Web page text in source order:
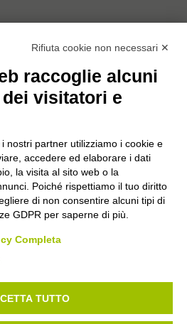
how acquisito nel corso di 35
di offrire PRODOTTI E
tipo di problema.
COOKIE POLICY
Rifiuta cookie non necessari ✕
raccoglie alcuni
visitatori e
nostri partner utilizziamo i cookie e
accedere ed elaborare i dati
la visita al sito web o la
Poiché rispettiamo il tuo diritto
di non consentire alcuni tipi di
GDPR per saperne di più.
Completa
TUTTO